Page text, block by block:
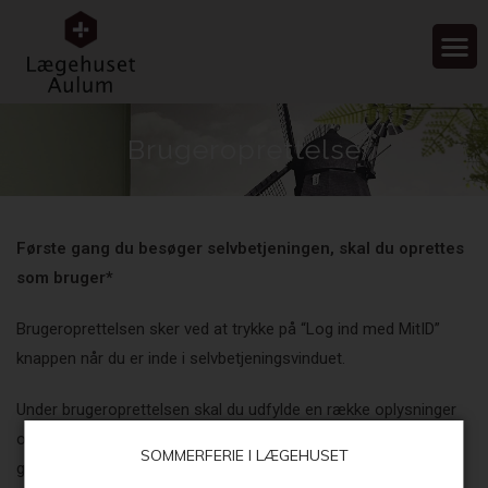
Brugeroprettelse
Første gang du besøger selvbetjeningen, skal du oprettes
som bruger*
Brugeroprettelsen sker ved at trykke på “Log ind med MitID”
knappen når du er inde i selvbetjeningsvinduet.
Under brugeroprettelsen skal du udfylde en række oplysninger
om dig selv, det er vigtigt at du udfylder e-mail feltet med en
gyldig e-mail adresse, da vi bruger denne mail adresse til at
SOMMERFERIE I LÆGEHUSET